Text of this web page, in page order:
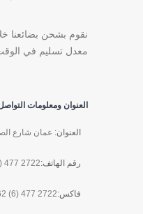
معدل تسليم في
العنوان ومعلومات
العنوان: عمان شارع
رقم الهاتف:477 2722
فاكس:(6) 477 2722